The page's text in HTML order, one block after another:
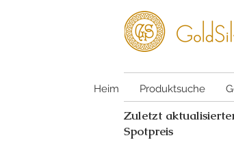
Heim Produktsuche
Zuletzt
Spotpreis